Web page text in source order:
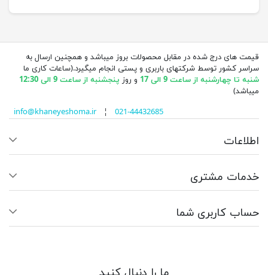
قیمت های درج شده در مقابل محصولات بروز میباشد و همچنین ارسال به
سراسر کشور توسط شرکتهای باربری و پستی انجام میگیرد.(ساعات کاری ما
شنبه تا چهارشنبه از ساعت 9 الی 17
و روز پنجشنبه از ساعت 9 الی 12:30
میباشد)
info@khaneyeshoma.ir¦ 021-44432685
اطلاعات
خدمات مشتری
حساب کاربری شما